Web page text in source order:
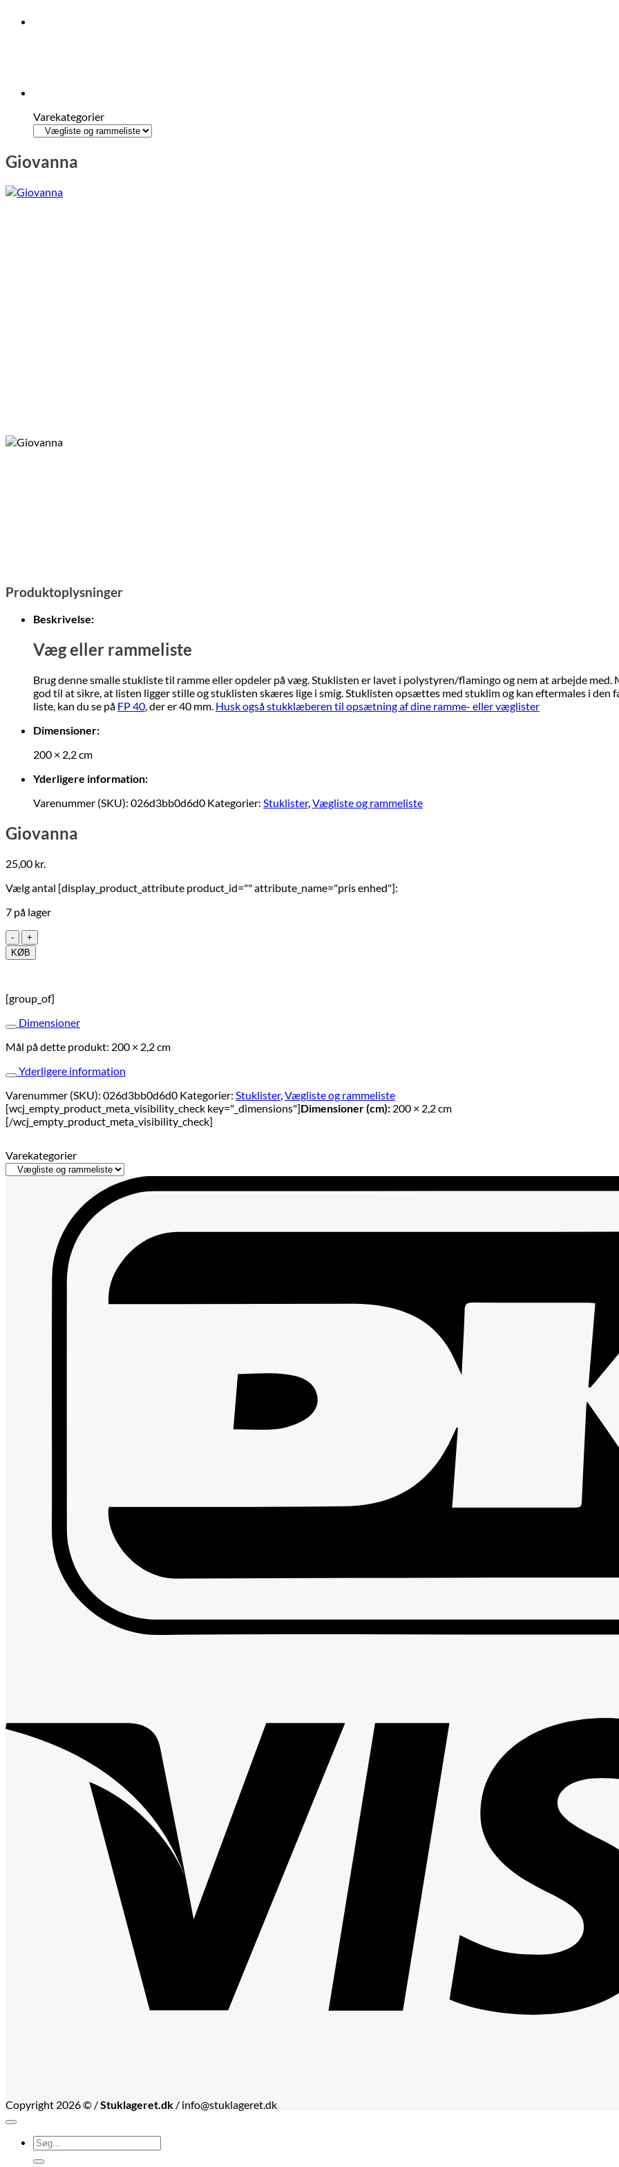
Varekategorier
Giovanna
Produktoplysninger
Beskrivelse:
Væg eller rammeliste
Brug denne smalle stukliste til ramme eller opdeler på væg. Stuklisten er lavet i polystyren/flamingo og nem at arbejde
god til at sikre, at listen ligger stille og stuklisten skæres lige i smig. Stuklisten opsættes med stuklim og kan eftermales i den
liste, kan du se på FP 40, der er 40 mm. Husk også stukklæberen til opsætning af dine ramme- eller væglister
Dimensioner:
200 × 2,2 cm
Yderligere information:
Varenummer (SKU): 026d3bb0d6d0 Kategorier: Stuklister,Vægliste og rammeliste
Giovanna
25,00 kr.
Vælg antal [display_product_attribute product_id="" attribute_name="pris enhed"]:
7 på lager
Giovanna
antal
KØB
[group_of]
Dimensioner
Mål på dette produkt: 200 × 2,2 cm
Yderligere information
Varenummer (SKU): 026d3bb0d6d0 Kategorier: Stuklister,Vægliste og rammeliste
[wcj_empty_product_meta_visibility_check key="_dimensions"]Dimensioner (cm): 200 × 2,2 cm
[/wcj_empty_product_meta_visibility_check]
Varekategorier
Copyright 2026 © /Stuklageret.dk / info@stuklageret.dk
Søg
efter: